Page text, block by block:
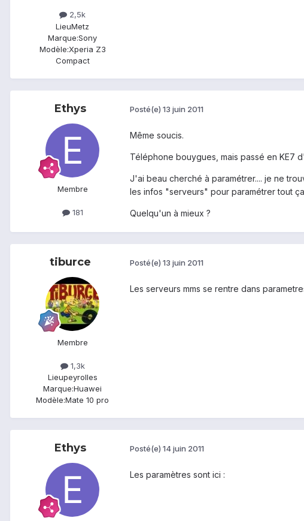
2,5k
LieuMetz
Marque:Sony
Modèle:Xperia Z3
Compact
Ethys
Membre
181
Posté(e) 13 juin 2011
Même soucis.
Téléphone bouygues, mais passé en KE7
J'ai beau cherché à paramétrer.... je ne
les infos "serveurs" pour paramétrer tout
Quelqu'un à mieux ?
tiburce
Membre
1,3k
Lieupeyrolles
Marque:Huawei
Modèle:Mate 10 pro
Posté(e) 13 juin 2011
Les serveurs mms se rentre dans
Ethys Posté(e) 14 juin 2011
Les paramètres sont ici :